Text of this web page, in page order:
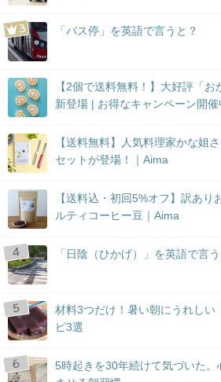
「バス停」を英語で言うと？
【2個で送料無料！】大好評「
新登場 | お得なキャンペーン開催
【送料無料】人気料理家かな姐
セットが登場！｜Aima
【送料込・初回5%オフ】訳あり
ルティコーヒー豆｜Aima
「日陰（ひかげ）」を英語で言
材料3つだけ！暑い朝にうれしい
ピ3選
5時起きを30年続けて気づいた